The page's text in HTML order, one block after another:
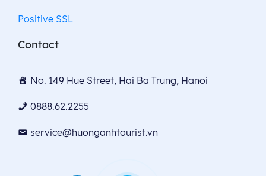
Positive SSL
Contact
No. 149 Hue Street, Hai Ba Trung, Hanoi
0888.62.2255
service@huonganhtourist.vn